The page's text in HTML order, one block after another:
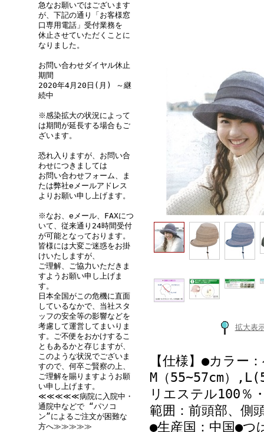
急なお願いではございます
が、下記の通り「お客様窓
口専用電話」受付業務を
休止させていただくことに
なりました。
お問い合わせダイヤル休止
期間
2020年4月20日(月) ～継
続中
※感染拡大の状況によって
は期間が延長する場合もご
ざいます。
恐れ入りますが、お問い合
わせにつきましては
お問い合わせフォーム、ま
たは弊社eメールアドレス
よりお願い申し上げます。
※なお、eメール、FAXにつ
いて、従来通り24時間受付
が可能となっております。
皆様には大変ご迷惑をお掛
けいたしますが、
ご理解、ご協力いただきま
すようお願い申し上げま
す。
日本全国がこの危機に直面
しているなかで、当社スタ
ッフの安全等の影響などを
考慮して運営してまいりま
す。ご不便をおかけするこ
ともあるかと存じますが、
このような状況でございま
すので、何卒ご賢察の上、
ご理解を賜りますようお願
い申し上げます。
≪≪≪≪≪病院に入院中・
通院中などで “パソコ
ン”によるご注文が困難な
方へ≫≫≫≫≫
拡大表
【仕様】●カラー
M（55~57cm）
リエステル100％
範囲：前頭部、側
●生産国：中国●つ